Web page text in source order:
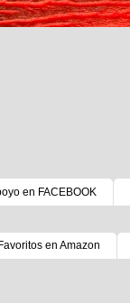
en FACEBOOK
en Amazon